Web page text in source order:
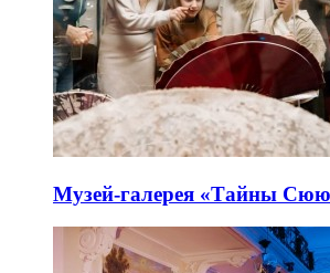
Музей-галерея «Тайны